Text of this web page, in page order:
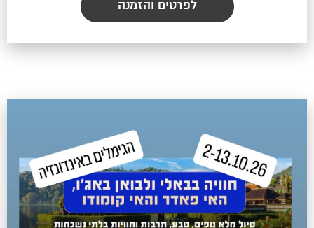
לפרטים והזמנה